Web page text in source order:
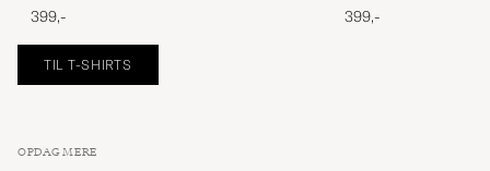
399,- 399,-
TIL T-SHIRTS
OPDAG MERE